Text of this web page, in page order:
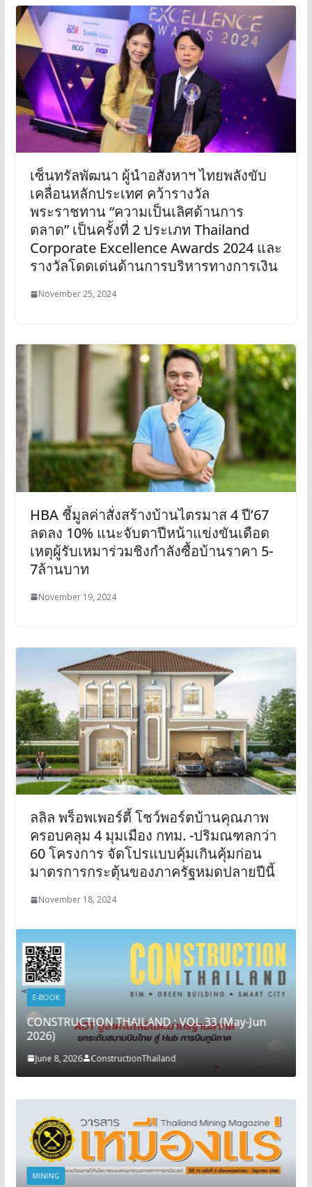
เซ็นทรัลพัฒนา ผู้นำอสังหาฯ ไทยพลังขับ
เคลื่อนหลักประเทศ คว้ารางวัล
พระราชทาน “ความเป็นเลิศด้านการ
ตลาด” เป็นครั้งที่ 2 ประเภท Thailand
Corporate Excellence Awards 2024 และ
รางวัลโดดเด่นด้านการบริหารทางการเงิน
November 25, 2024
HBA ชี้มูลค่าสั่งสร้างบ้านไตรมาส 4 ปี’67
ลดลง 10% แนะจับตาปีหน้าแข่งขันเดือด
เหตุผู้รับเหมาร่วมชิงกำลังซื้อบ้านราคา 5-
7ล้านบาท
November 19, 2024
ลลิล พร็อพเพอร์ตี้ โชว์พอร์ตบ้านคุณภาพ
ครอบคลุม 4 มุมเมือง กทม. -ปริมณฑลกว่า
60 โครงการ จัดโปรแบบคุ้มเกินคุ้มก่อน
มาตรการกระตุ้นของภาครัฐหมดปลายปีนี้
November 18, 2024
E-BOOK
CONSTRUCTION THAILAND : VOL.33 (May-Jun
2026)
June 8, 2026 ConstructionThailand
MINING